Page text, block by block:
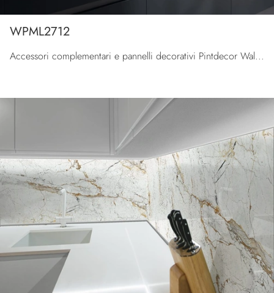
WPML2712
Accessori complementari e pannelli decorativi Pintdecor Wallpanel: scopri come completare i tuoi spazi moderni con il modello WPML2712.